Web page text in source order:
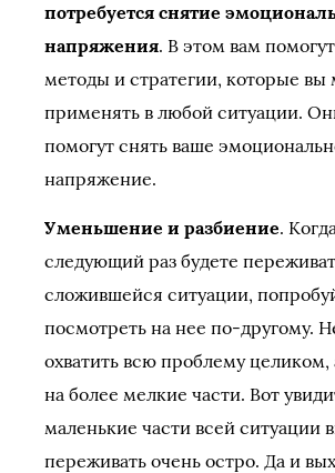
потребуется снятие
напряжения. В этом вам
методы и стратегии, которые вы
применять в любой ситуации.
помогут снять ваше
напряжение.
Уменьшение и разбиение.
следующий раз будете
сложившейся ситуации,
посмотреть на нее по-другому.
охватить всю проблему целиком,
на более мелкие части. Вот
маленькие части всей ситуации
переживать очень остро. Да и